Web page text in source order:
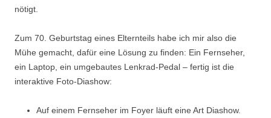
nötigt.
Zum 70. Geburtstag eines Elternteils habe ich mir also die
Mühe gemacht, dafür eine Lösung zu finden: Ein Fernseher,
ein Laptop, ein umgebautes Lenkrad-Pedal – fertig ist die
interaktive Foto-Diashow:
Auf einem Fernseher im Foyer läuft eine Art Diashow.